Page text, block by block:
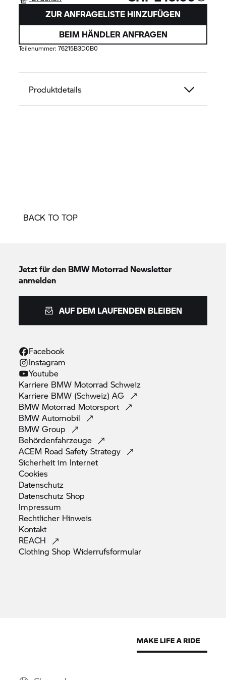
ZUR ANFRAGELISTE HINZUFÜGEN
BEIM HÄNDLER ANFRAGEN
Teilenummer:76215B3D0B0
Produktdetails
BACK TO TOP
Jetzt für den BMW Motorrad Newsletter
anmelden
AUF DEM LAUFENDEN BLEIBEN
Facebook
Instagram
Youtube
Karriere BMW Motorrad Schweiz
Karriere BMW (Schweiz)AG
BMW Motorrad Motorsport
BMWAutomobil
BMWGroup
Behördenfahrzeuge
ACEM Road SafetyStrategy
Sicherheit im Internet
Cookies
Datenschutz
DatenschutzShop
Impressum
Rechtlicher Hinweis
Kontakt
REACH
Clothing ShopWiderrufsformular